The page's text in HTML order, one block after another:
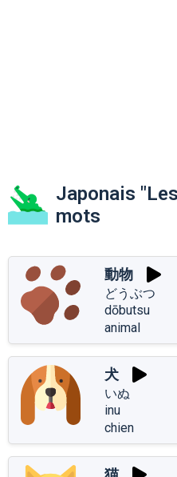
Japonais
mots
動物
どうぶつ
dōbutsu
animal
犬
いぬ
inu
chien